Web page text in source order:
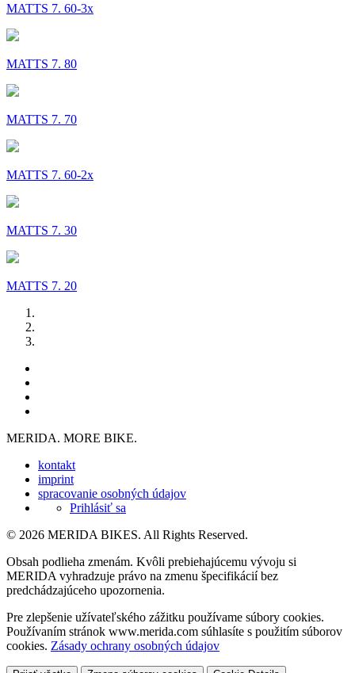
MATTS 7. 60-3x
MATTS 7. 80
MATTS 7. 70
MATTS 7. 60-2x
MATTS 7. 30
MATTS 7. 20
MERIDA. MORE BIKE.
kontakt
imprint
spracovanie osobných údajov
Prihlásiť sa
© 2026 MERIDA BIKES. All Rights Reserved.
Obsah podlieha zmenám. Kvôli prebiehajúcemu vývoju si
MERIDA vyhradzuje právo na zmenu špecifikácií bez
predchádzajúceho upozornenia.
Pre zlepšenie užívateľského zážitku používame súbory cookies.
Používaním stránok www.merida.com súhlasíte s použitím súborov
cookies. Zásady ochrany osobných údajov